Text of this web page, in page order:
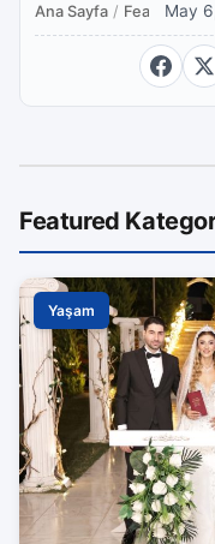
Ana Sayfa / Featured
May
Featured
Yaşam